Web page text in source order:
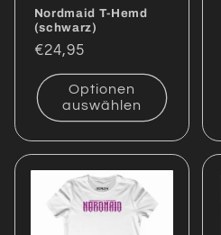
Nordmaid T-Hemd
(schwarz)
Normaler
Preis
€24,95
Optionen
auswählen